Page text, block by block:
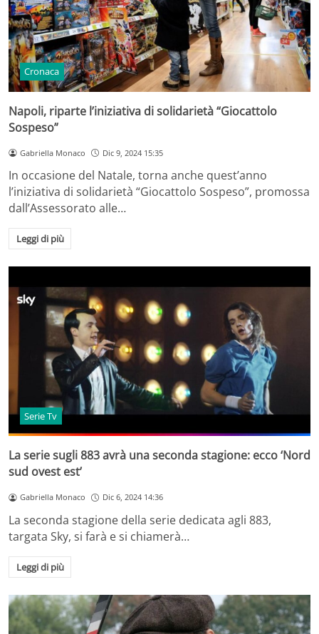
Cronaca
Napoli, riparte l’iniziativa di solidarietà “Giocattolo
Sospeso”
Gabriella Monaco Dic 9, 2024 15:35
In occasione del Natale, torna anche quest’anno
l’iniziativa di solidarietà “Giocattolo Sospeso”, promossa
dall’Assessorato alle…
Leggi di più
Serie Tv
La serie sugli 883 avrà una seconda stagione: ecco ‘Nord
sud ovest est’
Gabriella Monaco Dic 6, 2024 14:36
La seconda stagione della serie dedicata agli 883,
targata Sky, si farà e si chiamerà…
Leggi di più